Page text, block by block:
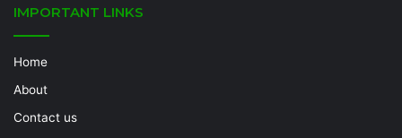
IMPORTANT LINKS
Home
About
Contact us